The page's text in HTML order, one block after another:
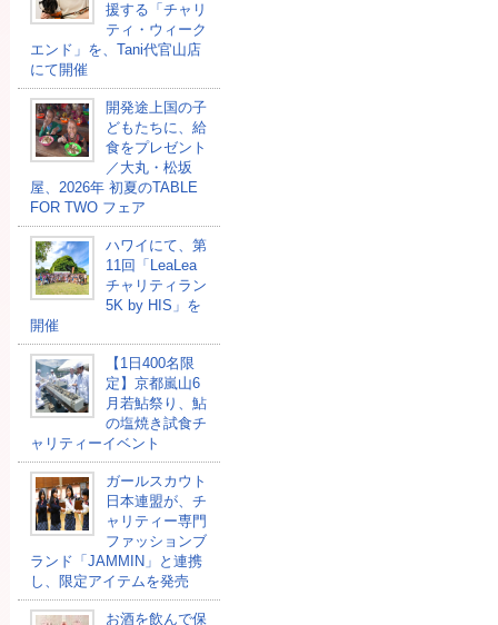
援する「チャリ
ティ・ウィーク
エンド」を、Tani代官山店
にて開催
開発途上国の⼦
どもたちに、給
⾷をプレゼント
／大丸・松坂
屋、2026年 初夏のTABLE
FOR TWO フェア
ハワイにて、第
11回「LeaLea
チャリティラン
5K by HIS」を
開催
【1日400名限
定】京都嵐山6
月若鮎祭り、鮎
の塩焼き試食チ
ャリティーイベント
ガールスカウト
日本連盟が、チ
ャリティー専門
ファッションブ
ランド「JAMMIN」と連携
し、限定アイテムを発売
お酒を飲んで保